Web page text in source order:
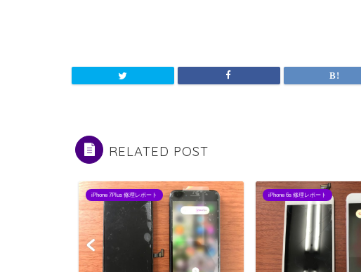
RELATED POST
iPhone 7Plus 修理レポート iPhone 6s 修理レポート